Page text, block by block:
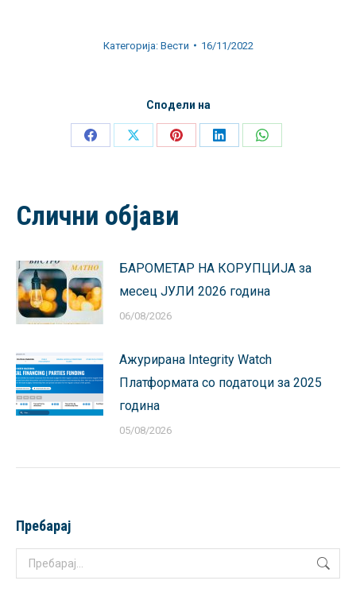
Категорија: Вести 16/11/2022
Сподели на
Share
Share
Share
Share
Share
Слични објави
БАРОМЕТАР НА КОРУПЦИЈА за
месец ЈУЛИ 2026 година
06/08/2026
Ажурирана Integrity Watch
Платформата со податоци за 2025
година
05/08/2026
Пребарај
Search: